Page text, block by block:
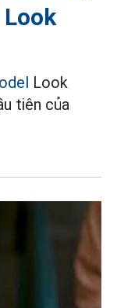
Look
tiên của